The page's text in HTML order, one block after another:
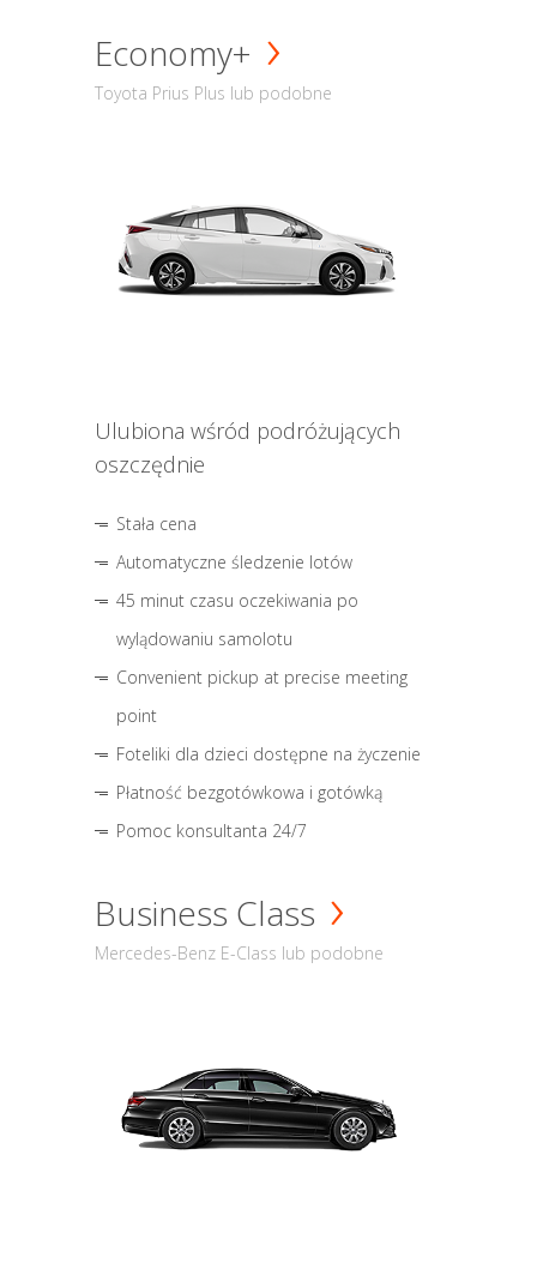
Economy+
Toyota Prius Plus lub podobne
Ulubiona wśród podróżujących
oszczędnie
Stała cena
Automatyczne śledzenie lotów
45 minut czasu oczekiwania po
wylądowaniu samolotu
Convenient pickup at precise meeting
point
Foteliki dla dzieci dostępne na życzenie
Płatność bezgotówkowa i gotówką
Pomoc konsultanta 24/7
Business Class
Mercedes-Benz E-Class lub podobne